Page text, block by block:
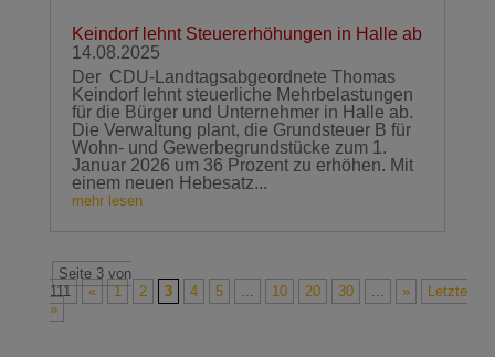
Keindorf lehnt Steuererhöhungen in Halle ab
14.08.2025
Der CDU-Landtagsabgeordnete Thomas
Keindorf lehnt steuerliche Mehrbelastungen
für die Bürger und Unternehmer in Halle ab.
Die Verwaltung plant, die Grundsteuer B für
Wohn- und Gewerbegrundstücke zum 1.
Januar 2026 um 36 Prozent zu erhöhen. Mit
einem neuen Hebesatz...
mehr lesen
Seite 3 von
111
« 1 2 3 4 5 ... 10 20 30 ... »
Letzte
»